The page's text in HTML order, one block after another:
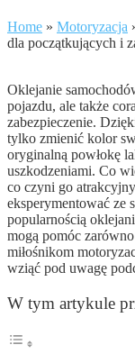
Home » Motoryzacja
dla początkujących i
Oklejanie
pojazdu, ale także
zabezpieczenie.
tylko zmienić kolor
oryginalną powłokę
uszkodzeniami. Co
co czyni go
eksperymentować ze
popularnością
mogą pomóc
miłośnikom
wziąć pod uwagę
W tym artykule